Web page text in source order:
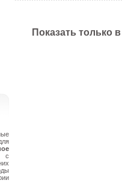
с
Показать только